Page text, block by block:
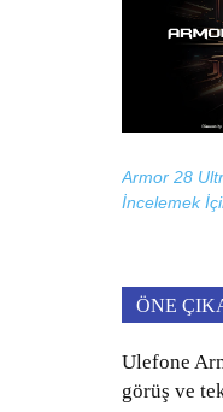
Armor 28
İncelemek
ÖNE
Ulefone
görüş ve